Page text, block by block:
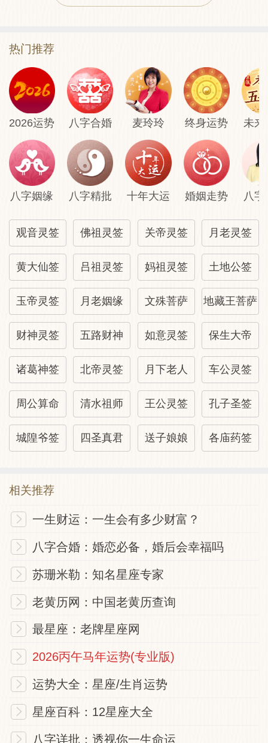
万世。小人逢凶、君子顺吉。大道神咒、保
【评论】
造就之环境金瓯无缺，七宝魁就在掌握中，
处世态度，应虚怀若谷，骄则必败之史例，
自我戒之。
【卦解】
用九卦：无所求，无怨无悔的付出。
以六爻五行的相互关系解说如下：
今年运势：万事具备，只欠东风，运已备，
只待贵人引，势待机，机会在眼前。
求财问福：不宜抄短线，适合长期投资，利
名有望。
创业改行：暂守本业，不可妄动，掌握变
化，适时变易。
男女姻缘：仍在试炼阶段，沉得住气，必抱
夫妻感情：好酒藏瓮底，相互提携，白首偕
老，不是梦想。
考试升迁：利秋试，喜信自相随。
官司诉讼：还有得打，退一步，海阔天空，
沟通和解，息事宁人。
身体健康：居安思危，做好平时保健即可。
热门推荐
2026运势 八字合婚 麦玲玲 终身运势 未来
八字姻缘 八字精批 十年大运 婚姻走势 八
观音灵签 佛祖灵签 关帝灵签 月老灵签
黄大仙签 吕祖灵签 妈祖灵签 土地公签
玉帝灵签 月老姻缘 文殊菩萨 地藏王菩萨
财神灵签 五路财神 如意灵签 保生大帝
诸葛神签 北帝灵签 月下老人 车公灵签
周公算命 清水祖师 王公灵签 孔子圣签
城隍爷签 四圣真君 送子娘娘 各庙药签
相关推荐
一生财运：一生会有多少财富？
八字合婚：婚恋必备，婚后会幸福吗
苏珊米勒：知名星座专家
老黄历网：中国老黄历查询
最星座：老牌星座网
2026丙午马年运势(专业版)
运势大全：星座/生肖运势
星座百科：12星座大全
八字详批：透视你一生命运